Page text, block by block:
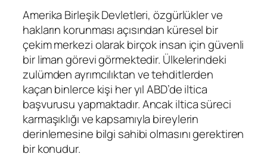
Amerika Birleşik Devletleri, özgürlükler ve
hakların korunması açısından küresel bir
çekim merkezi olarak birçok insan için güvenli
bir liman görevi görmektedir. Ülkelerindeki
zulümden ayrımcılıktan ve tehditlerden
kaçan binlerce kişi her yıl ABD’de iltica
başvurusu yapmaktadır. Ancak iltica süreci
karmaşıklığı ve kapsamıyla bireylerin
derinlemesine bilgi sahibi olmasını gerektiren
bir konudur.